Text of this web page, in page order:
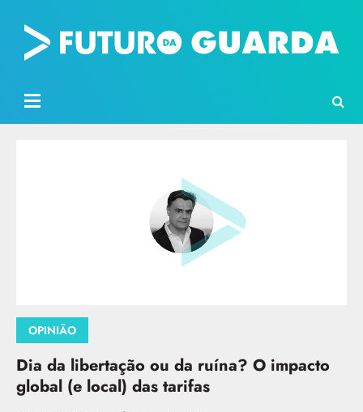
OPINIÃO
Dia da libertação ou da ruína? O impacto
global (e local) das tarifas